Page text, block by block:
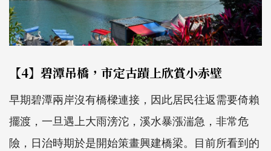
【4】碧潭吊橋，市定古蹟上欣賞小赤壁
早期碧潭兩岸沒有橋樑連接，因此居民往返需要倚賴
擺渡，一旦遇上大雨滂沱，溪水暴漲湍急，非常危
險，日治時期於是開始策畫興建橋梁。目前所看到的